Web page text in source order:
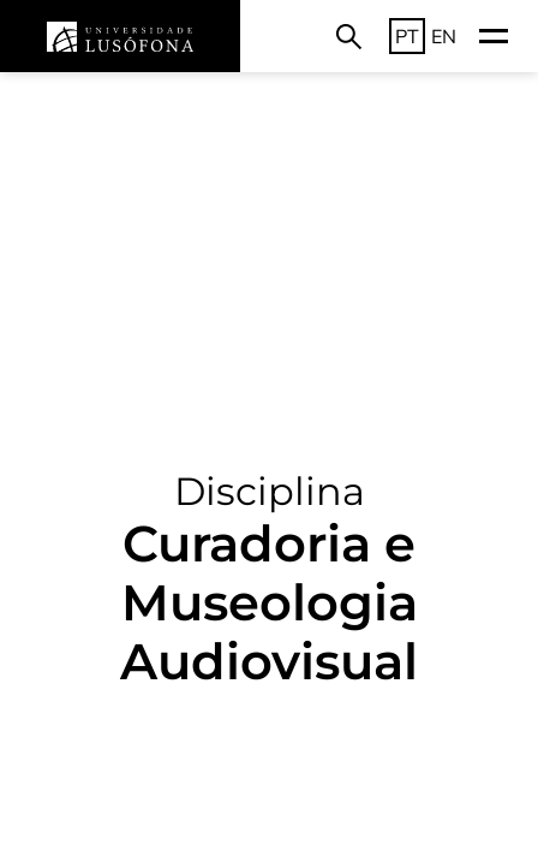
PT EN
Disciplina
Curadoria e
Museologia
Audiovisual